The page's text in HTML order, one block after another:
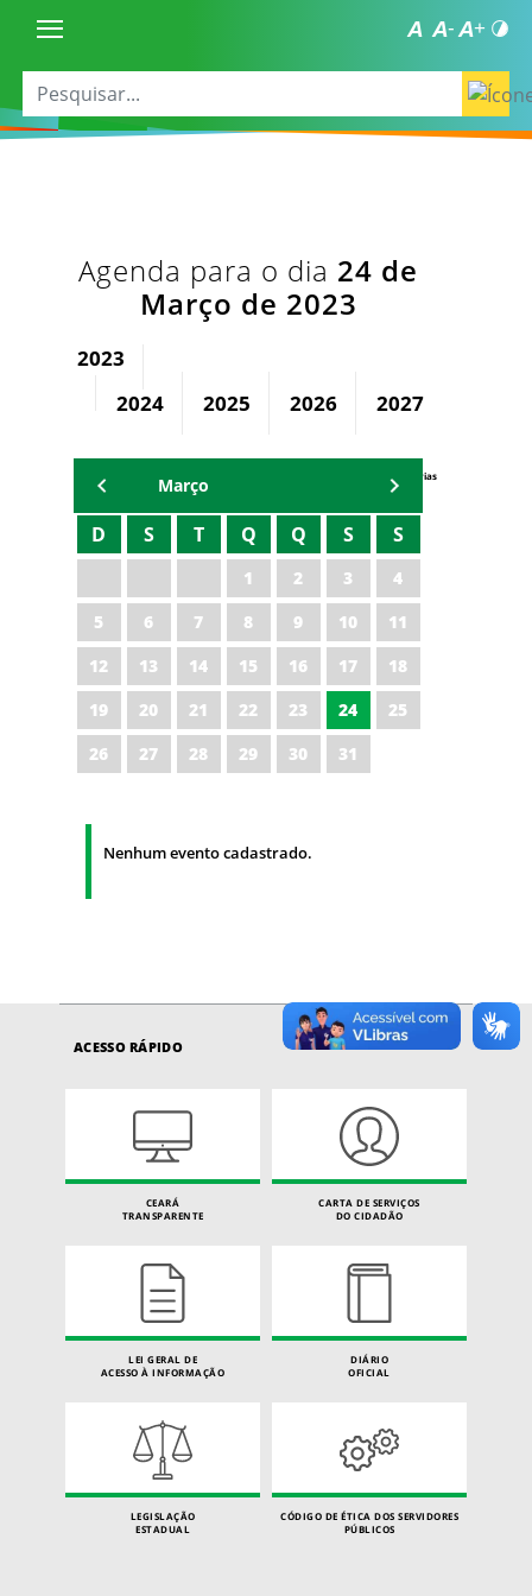
Agenda para o dia 24 de
Março de 2023
2023
2024
2025 2026 2027
Agenda Secretárias
Março
D S T Q Q S S
1 2 3
4
5
6 7 8 9 10
11
12
13 14 15 16 17
18
19
20 21 22 23 24
25
26
27 28 29 30 31
Nenhum evento cadastrado.
ACESSO RÁPIDO
CEARÁ
TRANSPARENTE
CARTA DE SERVIÇOS
DO CIDADÃO
LEI GERAL DE
ACESSO À INFORMAÇÃO
DIÁRIO
OFICIAL
LEGISLAÇÃO
ESTADUAL
CÓDIGO DE ÉTICA DOS SERVIDORES
PÚBLICOS